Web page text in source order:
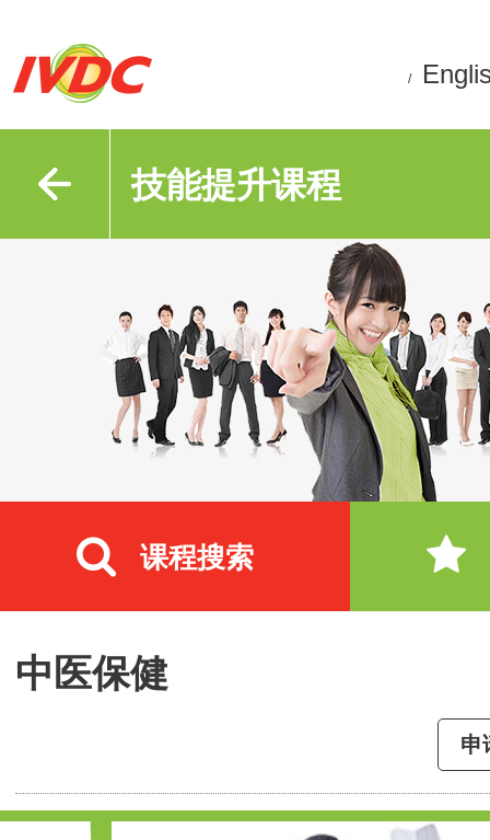
/
技能提升课程
课程搜索
中医保健
申